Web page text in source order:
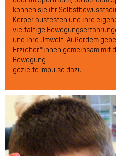
können sie ihr
Körper austesten und ihre
vielfältige
und ihre Umwelt. Außerdem
Erzieher*innen gemeinsam mit
Bewegung
gezielte Impulse dazu.